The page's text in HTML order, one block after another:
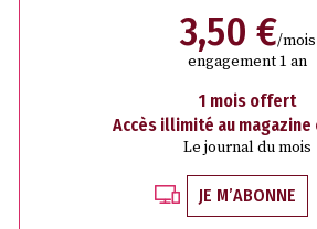
3,50 €/mois
engagement 1 an
1 mois offert
Accès illimité au magazine
Le journal du mois
JE M’ABONNE